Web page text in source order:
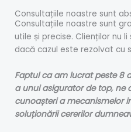
Consultațiile noastre sunt
Consultațiile noastre sunt
utile și precise. Clienților nu
dacă cazul este rezolvat cu
Faptul ca am lucrat peste 8
a unui asigurator de top, ne
cunoașteri a mecanismelor
soluționării cererilor